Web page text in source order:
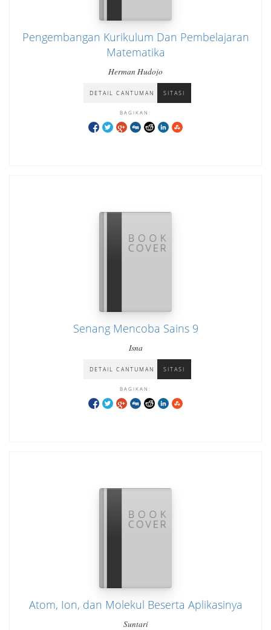
Pengembangan Kurikulum Dan Pembelajaran
Matematika
Herman Hudojo
DETAIL CANTUMAN SITASI
BAGIKAN:
Senang Mencoba Sains 9
Isna
DETAIL CANTUMAN SITASI
BAGIKAN:
Atom, Ion, dan Molekul Beserta Aplikasinya
Suntari